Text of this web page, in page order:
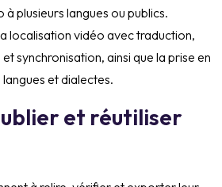
plusieurs langues ou publics.
localisation vidéo avec traduction,
synchronisation, ainsi que la prise en
et dialectes.
et réutiliser